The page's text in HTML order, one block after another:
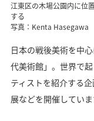
江東区の木場公園内に位
する
写真：Kenta Hasegawa
日本の戦後美術を中
代美術館」。世界で
ティストを紹介する
展などを開催していま